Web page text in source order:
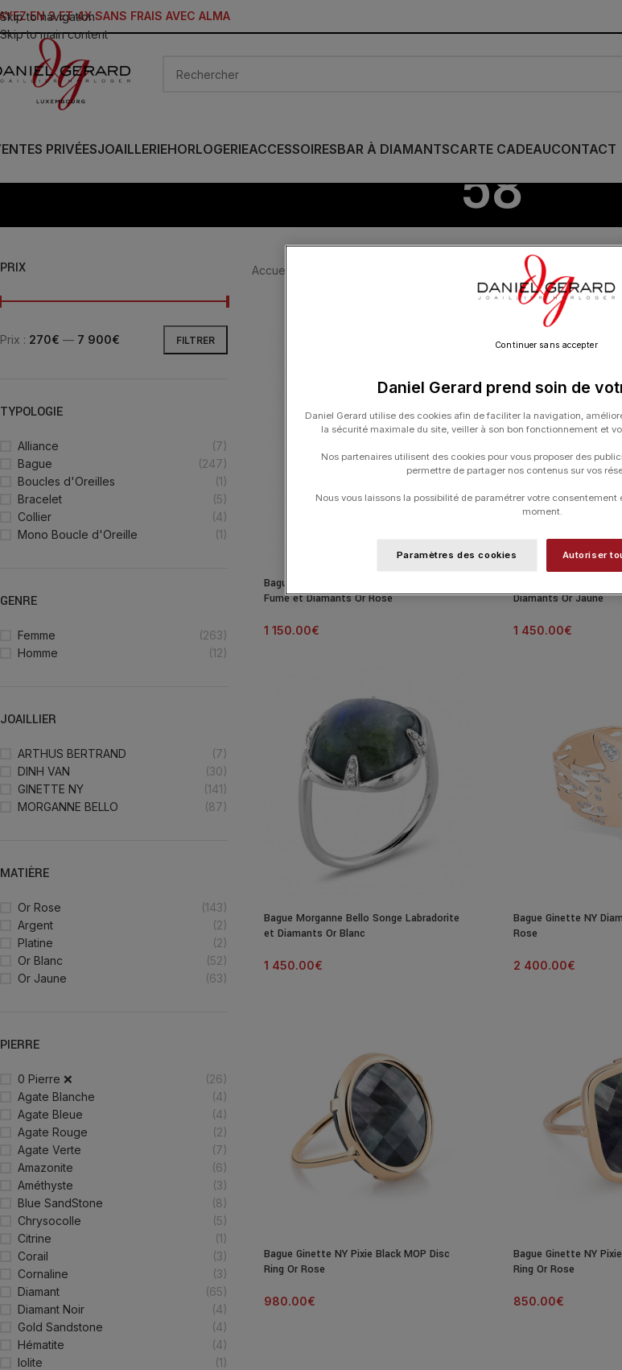
Skip to navigation
Skip to main content
EN 3 ET 4X SANS FRAIS AVEC ALMA
PRIVÉESJOAILLERIEHORLOGERIEACCESSOIRESBAR À DIAMANTSCARTE CADEAUCONTACT
58
PRIX
FILTRER
Prix : 270€ — 7 900€
TYPOLOGIE
Alliance
(7)
Bague
(247)
Boucles d'Oreilles
(1)
Bracelet
(5)
Collier
(4)
Mono Boucle d'Oreille
(1)
GENRE
Femme
(263)
Homme
(12)
JOAILLIER
ARTHUS BERTRAND
(7)
DINH VAN
(30)
GINETTE NY
(141)
MORGANNE BELLO
(87)
MATIÈRE
Or Rose
(143)
Argent
(2)
Platine
(2)
Or Blanc
(52)
Or Jaune
(63)
PIERRE
0 Pierre ❌
(26)
Agate Blanche
(4)
Agate Bleue
(4)
Agate Rouge
(2)
Agate Verte
(7)
Amazonite
(6)
Améthyste
(3)
Blue SandStone
(8)
Chrysocolle
(5)
Citrine
(1)
Corail
(3)
Cornaline
(3)
Diamant
(65)
Diamant Noir
(4)
Gold Sandstone
(4)
Hématite
(4)
Iolite
(1)
Accueil Show
Bague Morganne Bello Infinite Love Quartz
Fumé et Diamants Or Rose
1 150.00€
Diamants Or Jaune
1 450.00€
Bague Morganne Bello Songe Labradorite
et Diamants Or Blanc
1 450.00€
Bague Ginette NY
Rose
2 400.00€
Bague Ginette NY Pixie Black MOP Disc
Ring Or Rose
980.00€
Bague Ginette NY
Ring Or Rose
850.00€
Daniel Gerard prend soin de
Daniel Gerard utilise des cookies afin de faciliter la navigation,
la sécurité maximale du site, veiller à son bon fonctionnement et
Nos partenaires utilisent des cookies pour vous proposer des
permettre de partager nos contenus sur vos
Nous vous laissons la possibilité de paramétrer votre
moment.
Paramètres des cookies Autoriser
Continuer sans accepter